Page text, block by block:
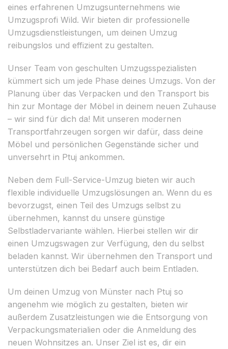
eines erfahrenen Umzugsunternehmens wie
Umzugsprofi Wild. Wir bieten dir professionelle
Umzugsdienstleistungen, um deinen Umzug
reibungslos und effizient zu gestalten.
Unser Team von geschulten Umzugsspezialisten
kümmert sich um jede Phase deines Umzugs. Von der
Planung über das Verpacken und den Transport bis
hin zur Montage der Möbel in deinem neuen Zuhause
– wir sind für dich da! Mit unseren modernen
Transportfahrzeugen sorgen wir dafür, dass deine
Möbel und persönlichen Gegenstände sicher und
unversehrt in Ptuj ankommen.
Neben dem Full-Service-Umzug bieten wir auch
flexible individuelle Umzugslösungen an. Wenn du es
bevorzugst, einen Teil des Umzugs selbst zu
übernehmen, kannst du unsere günstige
Selbstladervariante wählen. Hierbei stellen wir dir
einen Umzugswagen zur Verfügung, den du selbst
beladen kannst. Wir übernehmen den Transport und
unterstützen dich bei Bedarf auch beim Entladen.
Um deinen Umzug von Münster nach Ptuj so
angenehm wie möglich zu gestalten, bieten wir
außerdem Zusatzleistungen wie die Entsorgung von
Verpackungsmaterialien oder die Anmeldung des
neuen Wohnsitzes an. Unser Ziel ist es, dir ein